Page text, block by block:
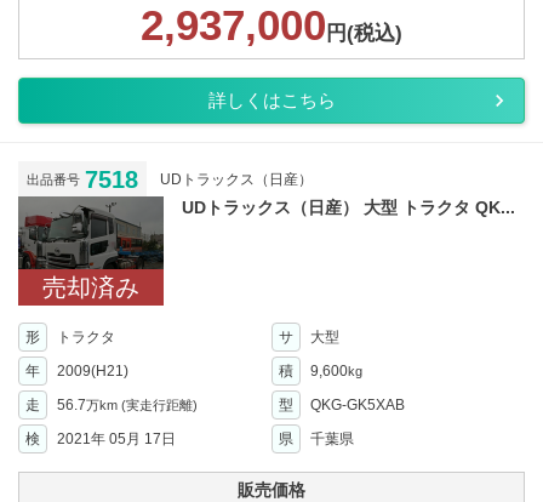
2,937,000 円(税込)
詳しくはこちら
出品番号 7518 UDトラックス（日産）
売却済み
UDトラックス（日産） 大型 トラクタ QK...
形 トラクタ サ
大型
年
2009(H21) 積 9,600kg
走 56.7万km (実走行距離) 型
QKG-GK5XAB
検
2021年 05月 17日 県 千葉県
販売価格